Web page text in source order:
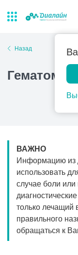
Лаборатории
Закрыть поиск
Популярные
Прием
Прием
Прием
Прием
Прием
Прием
Назад
ВАЖНО
Информацию из
использовать
случае боли
только лечащий
правильного
обращаться к